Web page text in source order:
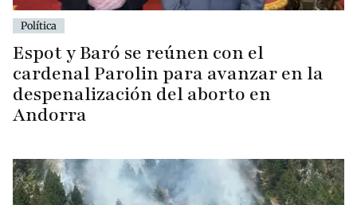
Política
Espot y Baró se reúnen con el
cardenal Parolin para avanzar en la
despenalización del aborto en
Andorra